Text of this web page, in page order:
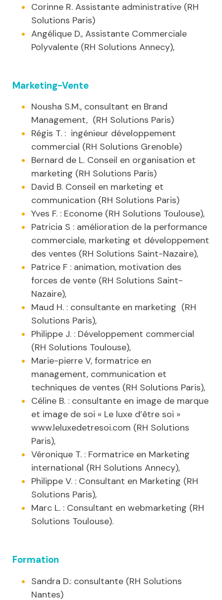
Corinne R. Assistante administrative (RH
Solutions Paris)
Angélique D., Assistante Commerciale
Polyvalente (RH Solutions Annecy),
Marketing-Vente
Nousha S.M., consultant en Brand
Management, (RH Solutions Paris)
Régis T. : ingénieur développement
commercial (RH Solutions Grenoble)
Bernard de L. Conseil en organisation et
marketing (RH Solutions Paris)
David B. Conseil en marketing et
communication (RH Solutions Paris)
Yves F. : Econome (RH Solutions Toulouse),
Patricia S : amélioration de la performance
commerciale, marketing et développement
des ventes (RH Solutions Saint-Nazaire),
Patrice F : animation, motivation des
forces de vente (RH Solutions Saint-
Nazaire),
Maud H. : consultante en marketing (RH
Solutions Paris),
Philippe J. : Développement commercial
(RH Solutions Toulouse),
Marie-pierre V, formatrice en
management, communication et
techniques de ventes (RH Solutions Paris),
Céline B. : consultante en image de marque
et image de soi « Le luxe d’être soi »
www.leluxedetresoi.com (RH Solutions
Paris),
Véronique T. : Formatrice en Marketing
international (RH Solutions Annecy),
Philippe V. : Consultant en Marketing (RH
Solutions Paris),
Marc L. : Consultant en webmarketing (RH
Solutions Toulouse).
Formation
Sandra D.: consultante (RH Solutions
Nantes)